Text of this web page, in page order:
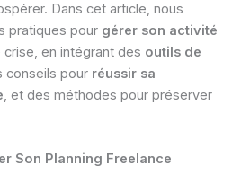
Dans cet article, nous
pratiques pour gérer son activité
en intégrant des outils de
conseils pour réussir sa
, et des méthodes pour préserver
Son Planning Freelance